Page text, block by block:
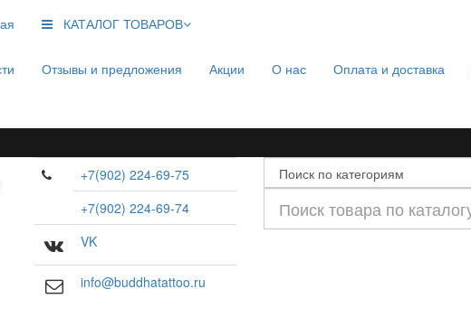
КАТАЛОГ ТОВАРОВ
Отзывы и предложения Акции О нас Оплата и доставка
+7(902) 224-69-75
+7(902) 224-69-74
VK
info@buddhatattoo.ru